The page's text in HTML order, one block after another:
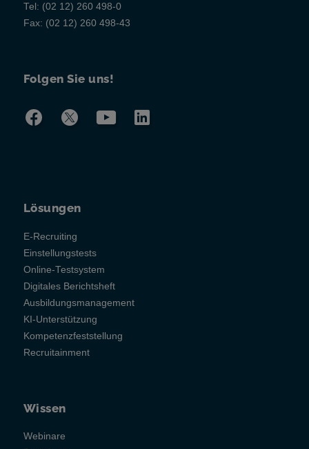
Tel: (02 12) 260 498-0
Fax: (02 12) 260 498-43
Folgen Sie uns!
Lösungen
E-Recruiting
Einstellungstests
Online-Testsystem
Digitales Berichtsheft
Ausbildungsmanagement
KI-Unterstützung
Kompetenzfeststellung
Recruitainment
Wissen
Webinare